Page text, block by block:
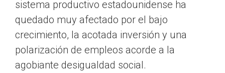
sistema productivo estadounidense ha
quedado muy afectado por el bajo
crecimiento, la acotada inversión y una
polarización de empleos acorde a la
agobiante desigualdad social.